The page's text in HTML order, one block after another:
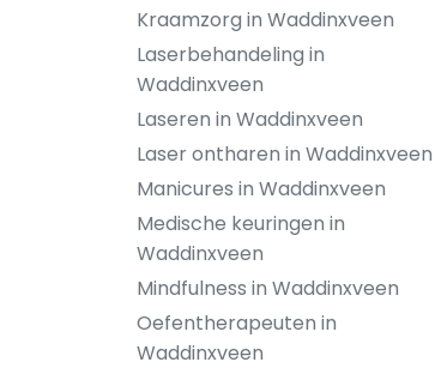
Kraamzorg in Waddinxveen
Laserbehandeling in
Waddinxveen
Laseren in Waddinxveen
Laser ontharen in Waddinxveen
Manicures in Waddinxveen
Medische keuringen in
Waddinxveen
Mindfulness in Waddinxveen
Oefentherapeuten in
Waddinxveen